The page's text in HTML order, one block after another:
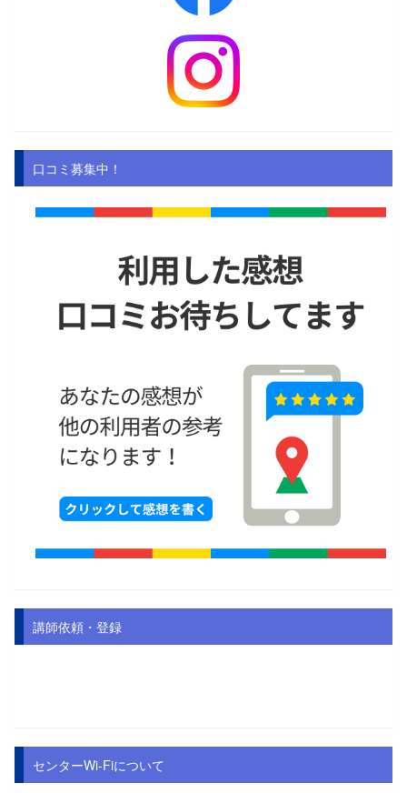
口コミ募集中！
講師依頼・登録
センターWi-Fiについて